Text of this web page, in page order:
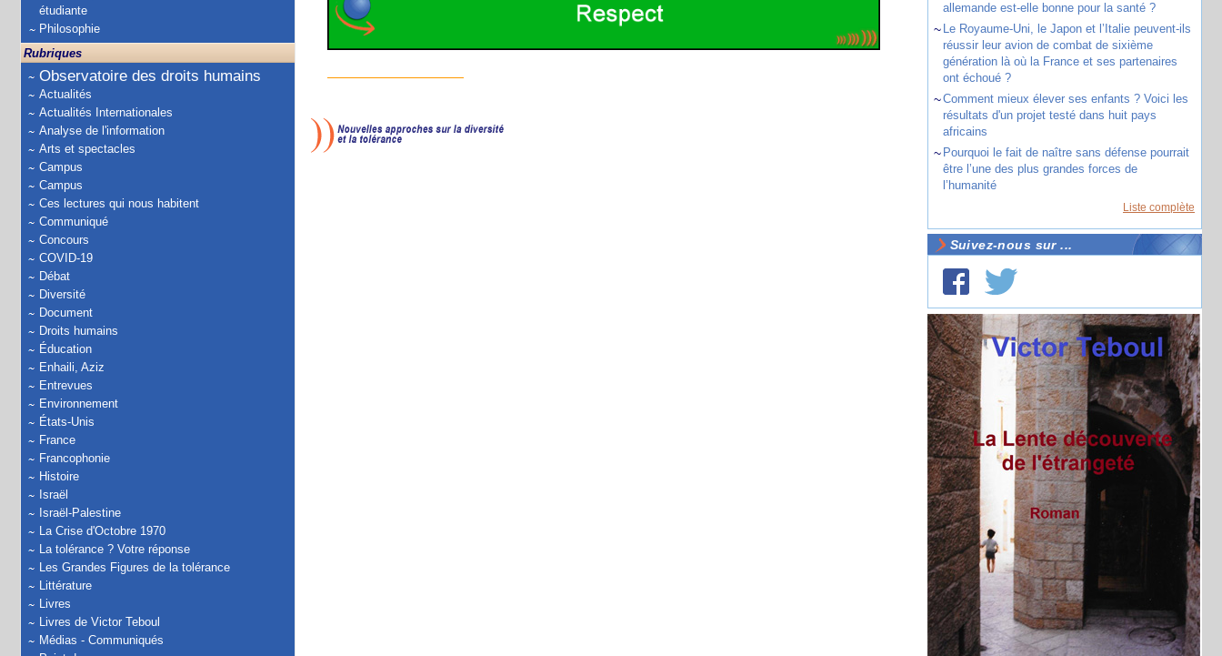
étudiante
Philosophie
Rubriques
Observatoire des droits humains
Actualités
Actualités Internationales
Analyse de l'information
Arts et spectacles
Campus
Campus
Ces lectures qui nous habitent
Communiqué
Concours
COVID-19
Débat
Diversité
Document
Droits humains
Éducation
Enhaili, Aziz
Entrevues
Environnement
États-Unis
France
Francophonie
Histoire
Israël
Israël-Palestine
La Crise d'Octobre 1970
La tolérance ? Votre réponse
Les Grandes Figures de la tolérance
Littérature
Livres
Livres de Victor Teboul
Médias - Communiqués
allemande est-elle bonne pour la santé ?
~ Le Royaume-Uni, le Japon et l’Italie peuvent-ils
réussir leur avion de combat de sixième
génération là où la France et ses partenaires
ont échoué ?
~Comment mieux élever ses enfants ? Voici les
résultats d'un projet testé dans huit pays
africains
~ Pourquoi le fait de naître sans défense pourrait
être l’une des plus grandes forces de
l’humanité
Liste complète
Suivez-nous sur ...